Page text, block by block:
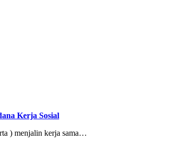
Kerja Sosial
) menjalin kerja sama…